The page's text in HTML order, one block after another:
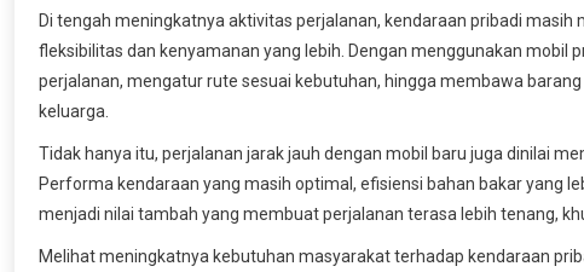
Di tengah meningkatnya aktivitas perjalanan, kendaraan pribadi
fleksibilitas dan kenyamanan yang lebih. Dengan menggunakan mobil
perjalanan, mengatur rute sesuai kebutuhan, hingga membawa
keluarga.
Tidak hanya itu, perjalanan jarak jauh dengan mobil baru juga dinilai
Performa kendaraan yang masih optimal, efisiensi bahan bakar yang
menjadi nilai tambah yang membuat perjalanan terasa lebih tenang,
Melihat meningkatnya kebutuhan masyarakat terhadap kendaraan